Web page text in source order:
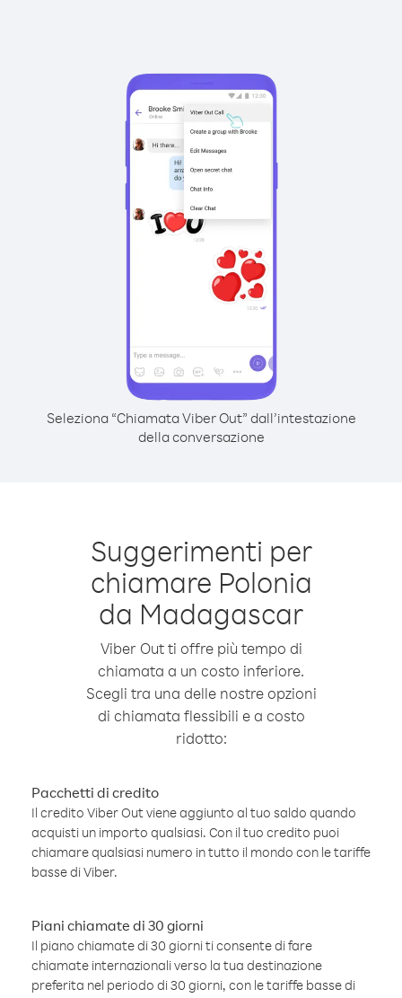
Seleziona “Chiamata Viber Out” dall’intestazione
della conversazione
Suggerimenti per
chiamare Polonia
da Madagascar
Viber Out ti offre più tempo di
chiamata a un costo inferiore.
Scegli tra una delle nostre opzioni
di chiamata flessibili e a costo
ridotto:
Pacchetti di credito
Il credito Viber Out viene aggiunto al tuo saldo quando
acquisti un importo qualsiasi. Con il tuo credito puoi
chiamare qualsiasi numero in tutto il mondo con le tariffe
basse di Viber.
Piani chiamate di 30 giorni
Il piano chiamate di 30 giorni ti consente di fare
chiamate internazionali verso la tua destinazione
preferita nel periodo di 30 giorni, con le tariffe basse di